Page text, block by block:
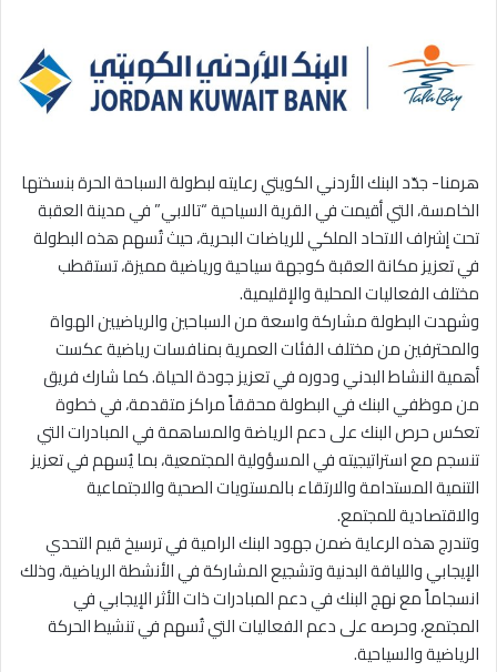
هرمنا- جدّد البنك الأردني الكويتي رعايته لبطولة السباحة الحرة بنسختها
الخامسة، التي أقيمت في القرية السياحية “تالابي” في مدينة العقبة
تحت إشراف الاتحاد الملكي للرياضات البحرية، حيث تُسهم هذه البطولة
في تعزيز مكانة العقبة كوجهة سياحية ورياضية مميزة، تستقطب
مختلف الفعاليات المحلية والإقليمية.
وشهدت البطولة مشاركة واسعة من السباحين والرياضيين الهواة
والمحترفين من مختلف الفئات العمرية بمنافسات رياضية عكست
أهمية النشاط البدني ودوره في تعزيز جودة الحياة. كما شارك فريق
من موظفي البنك في البطولة محققاً مراكز متقدمة، في خطوة
تعكس حرص البنك على دعم الرياضة والمساهمة في المبادرات التي
تنسجم مع استراتيجيته في المسؤولية المجتمعية، بما يُسهم في تعزيز
التنمية المستدامة والارتقاء بالمستويات الصحية والاجتماعية
والاقتصادية للمجتمع.
وتندرج هذه الرعاية ضمن جهود البنك الرامية في ترسيخ قيم التحدي
الإيجابي واللياقة البدنية وتشجيع المشاركة في الأنشطة الرياضية، وذلك
انسجاماً مع نهج البنك في دعم المبادرات ذات الأثر الإيجابي في
المجتمع، وحرصه على دعم الفعاليات التي تُسهم في تنشيط الحركة
الرياضية والسياحية.